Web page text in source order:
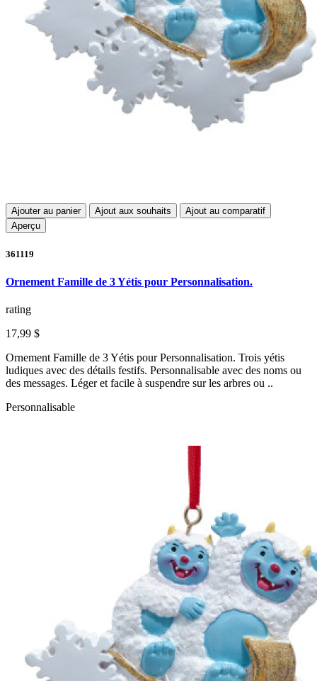
Ajouter au panier Ajout aux souhaits
Ajout au comparatif
Aperçu
361119
Ornement Famille de 3 Yétis pour Personnalisation.
rating
17,99 $
Ornement Famille de 3 Yétis pour Personnalisation. Trois yétis
ludiques avec des détails festifs. Personnalisable avec des noms ou
des messages. Léger et facile à suspendre sur les arbres ou ..
Personnalisable